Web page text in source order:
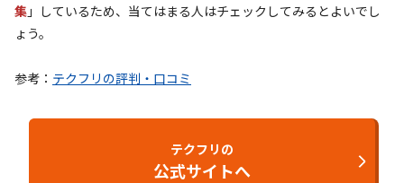
集 」しているため、当てはまる人はチェックしてみるとよいでし
ょう。
参考： テクフリの評判・口コミ
テクフリの
公式サイトへ